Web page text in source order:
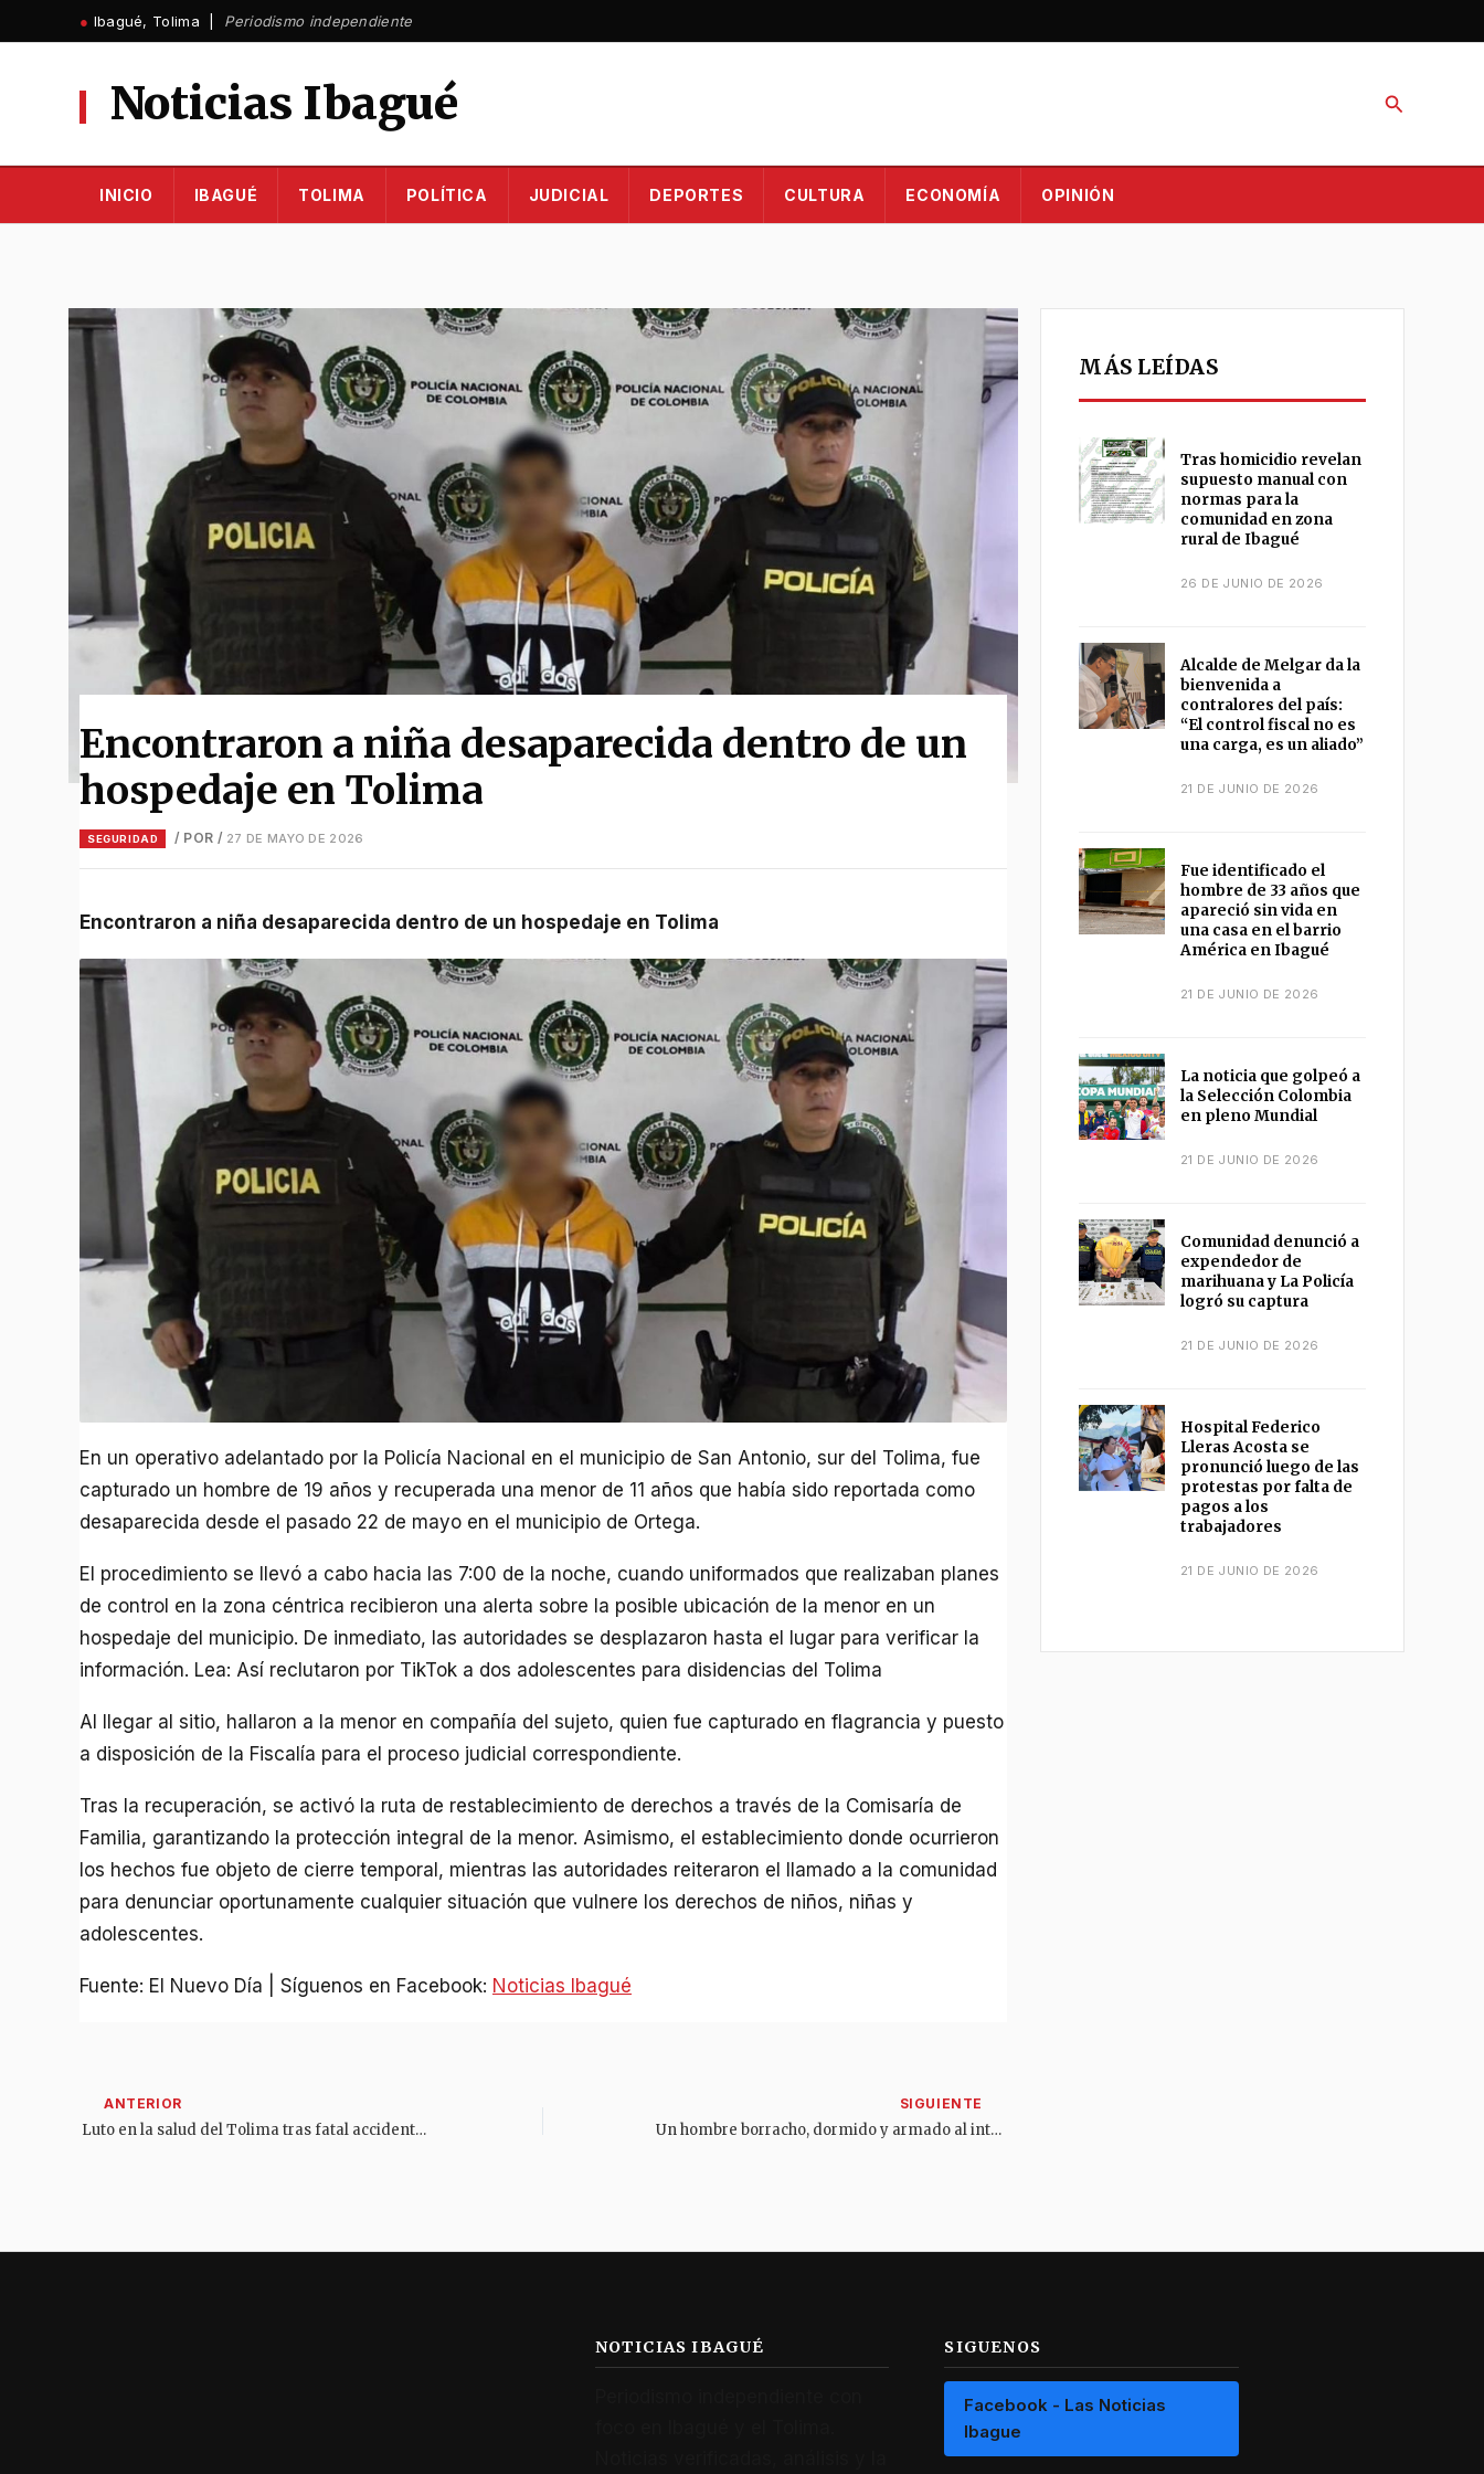
al
● Ibagué, Tolima | Periodismo independiente
Noticias Ibagué Buscar
INICIO IBAGUÉ TOLIMA POLÍTICA JUDICIAL DEPORTES CULTURA ECONOMÍA OPINIÓN
Encontraron a niña desaparecida dentro de un
hospedaje en Tolima
SEGURIDAD / POR / 27 DE MAYO DE 2026
Encontraron a niña desaparecida dentro de un hospedaje en Tolima
En un operativo adelantado por la Policía Nacional en el municipio de San Antonio, sur del Tolima, fue
capturado un hombre de 19 años y recuperada una menor de 11 años que había sido reportada como
desaparecida desde el pasado 22 de mayo en el municipio de Ortega.
El procedimiento se llevó a cabo hacia las 7:00 de la noche, cuando uniformados que realizaban planes
de control en la zona céntrica recibieron una alerta sobre la posible ubicación de la menor en un
hospedaje del municipio. De inmediato, las autoridades se desplazaron hasta el lugar para verificar la
información. Lea: Así reclutaron por TikTok a dos adolescentes para disidencias del Tolima
Al llegar al sitio, hallaron a la menor en compañía del sujeto, quien fue capturado en flagrancia y puesto
a disposición de la Fiscalía para el proceso judicial correspondiente.
Tras la recuperación, se activó la ruta de restablecimiento de derechos a través de la Comisaría de
Familia, garantizando la protección integral de la menor. Asimismo, el establecimiento donde ocurrieron
los hechos fue objeto de cierre temporal, mientras las autoridades reiteraron el llamado a la comunidad
para denunciar oportunamente cualquier situación que vulnere los derechos de niños, niñas y
adolescentes.
Fuente: El Nuevo Día | Síguenos en Facebook: Noticias Ibagué
Luto en la salud del Tolima tras fatal accidente en la variante de El Espinal Un hombre borracho, dormido y armado al interior de un carro fue hallado en las últimas horas en Ibagué
MÁS LEÍDAS
Tras homicidio revelan
supuesto manual con
normas para la
comunidad en zona
rural de Ibagué
26 DE JUNIO DE 2026
Alcalde de Melgar da la
bienvenida a
contralores del país:
“El control fiscal no es
una carga, es un aliado”
21 DE JUNIO DE 2026
Fue identificado el
hombre de 33 años que
apareció sin vida en
una casa en el barrio
América en Ibagué
21 DE JUNIO DE 2026
La noticia que golpeó a
la Selección Colombia
en pleno Mundial
21 DE JUNIO DE 2026
Comunidad denunció a
expendedor de
marihuana y La Policía
logró su captura
21 DE JUNIO DE 2026
Hospital Federico
Lleras Acosta se
pronunció luego de las
protestas por falta de
pagos a los
trabajadores
21 DE JUNIO DE 2026
NOTICIAS IBAGUÉ SIGUENOS
Facebook - Las Noticias
Ibague